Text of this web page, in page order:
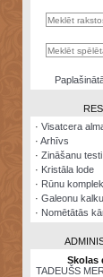
kalkulators
Nomētātās
·Visatcera
·Arhīvs
·Zināšanu testi
· Kristāla lode
· Rūnu
·Galeonu
· Nomētātās
Skolas
TADEUŠS